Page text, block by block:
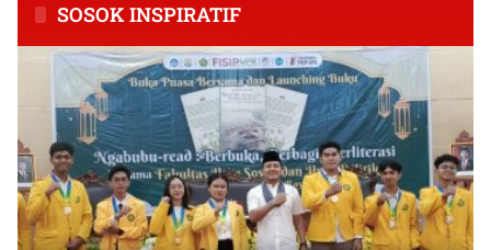
SOSOK INSPIRATIF